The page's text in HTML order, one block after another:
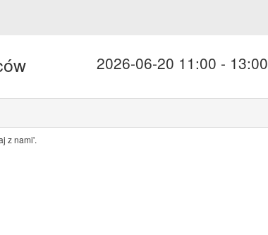
2026-06-20 11:00 - 13:00
z nami'.